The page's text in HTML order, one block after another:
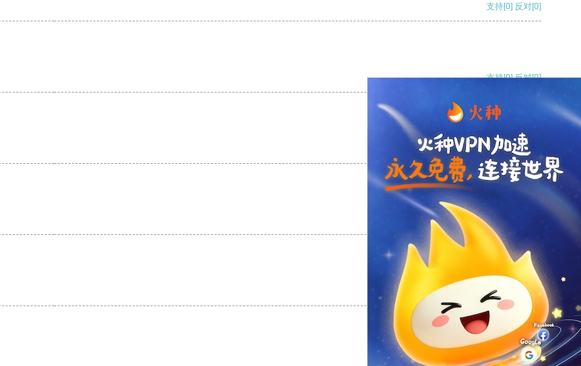
支持[0] 反对[0]
支持[0] 反对[0]
支持[0] 反对
支持
支持 反对 [0]